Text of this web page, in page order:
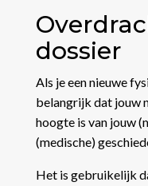
dossier
Als je een nieuwe
belangrijk dat jouw
hoogte is van jouw
(medische)
Het is gebruikelijk